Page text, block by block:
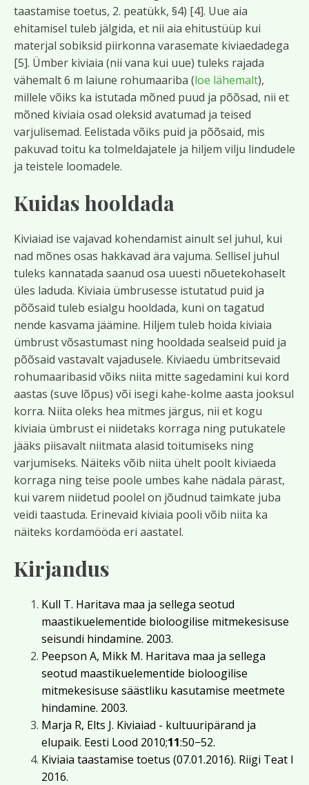
taastamise toetus, 2. peatükk, §4) [4]. Uue aia
ehitamisel tuleb jälgida, et nii aia ehitustüüp kui
materjal sobiksid piirkonna varasemate kiviaedadega
[5]. Ümber kiviaia (nii vana kui uue) tuleks rajada
vähemalt 6 m laiune rohumaariba (loe lähemalt),
millele võiks ka istutada mõned puud ja põõsad, nii et
mõned kiviaia osad oleksid avatumad ja teised
varjulisemad. Eelistada võiks puid ja põõsaid, mis
pakuvad toitu ka tolmeldajatele ja hiljem vilju lindudele
ja teistele loomadele.
Kuidas hooldada
Kiviaiad ise vajavad kohendamist ainult sel juhul, kui
nad mõnes osas hakkavad ära vajuma. Sellisel juhul
tuleks kannatada saanud osa uuesti nõuetekohaselt
üles laduda. Kiviaia ümbrusesse istutatud puid ja
põõsaid tuleb esialgu hooldada, kuni on tagatud
nende kasvama jäämine. Hiljem tuleb hoida kiviaia
ümbrust võsastumast ning hooldada sealseid puid ja
põõsaid vastavalt vajadusele. Kiviaedu ümbritsevaid
rohumaaribasid võiks niita mitte sagedamini kui kord
aastas (suve lõpus) või isegi kahe-kolme aasta jooksul
korra. Niita oleks hea mitmes järgus, nii et kogu
kiviaia ümbrust ei niidetaks korraga ning putukatele
jääks piisavalt niitmata alasid toitumiseks ning
varjumiseks. Näiteks võib niita ühelt poolt kiviaeda
korraga ning teise poole umbes kahe nädala pärast,
kui varem niidetud poolel on jõudnud taimkate juba
veidi taastuda. Erinevaid kiviaia pooli võib niita ka
näiteks kordamööda eri aastatel.
Kirjandus
Kull T. Haritava maa ja sellega seotud
maastikuelementide bioloogilise mitmekesisuse
seisundi hindamine. 2003.
Peepson A, Mikk M. Haritava maa ja sellega
seotud maastikuelementide bioloogilise
mitmekesisuse säästliku kasutamise meetmete
hindamine. 2003.
Marja R, Elts J. Kiviaiad - kultuuripärand ja
elupaik. Eesti Lood 2010;11:50−52.
Kiviaia taastamise toetus (07.01.2016). Riigi Teat I
2016.